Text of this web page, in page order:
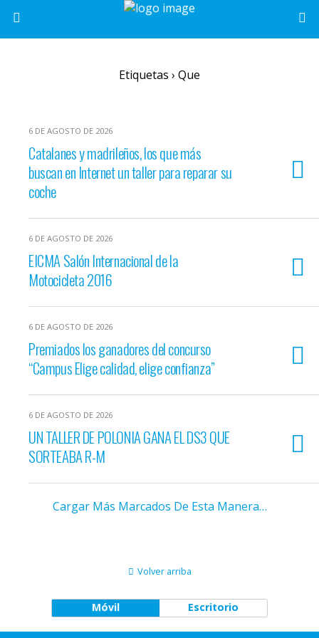
Etiquetas › Que
6 DE AGOSTO DE 2026
Catalanes y madrileños, los que más
buscan en Internet un taller para reparar su
coche
6 DE AGOSTO DE 2026
EICMA Salón Internacional de la
Motocicleta 2016
6 DE AGOSTO DE 2026
Premiados los ganadores del concurso
“Campus Elige calidad, elige confianza”
6 DE AGOSTO DE 2026
UN TALLER DE POLONIA GANA EL DS3 QUE
SORTEABA R-M
Cargar Más Marcados De Esta Manera…
Volver arriba
Móvil Escritorio